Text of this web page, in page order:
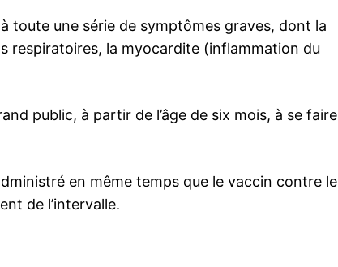
de
Formules d’abonnement
toute une série de symptômes graves, dont la
respiratoires, la myocardite (inflammation du
public, à partir de l’âge de six mois, à se faire
en même temps que le vaccin contre le
de l’intervalle.